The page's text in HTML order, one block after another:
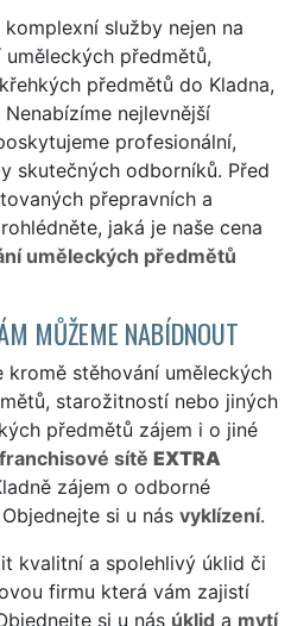
služby nejen na
předmětů,
předmětů do Kladna,
nejlevnější
profesionální,
skutečných odborníků. Před
přepravních a
jaká je naše cena
uměleckých předmětů
MŮŽEME NABÍDNOUT
kromě stěhování uměleckých
starožitností nebo jiných
předmětů zájem i o jiné
franchisové sítě EXTRA
zájem o odborné
si u nás vyklízení.
kvalitní a spolehlivý úklid či
firmu která vám zajistí
si u nás úklid a mytí